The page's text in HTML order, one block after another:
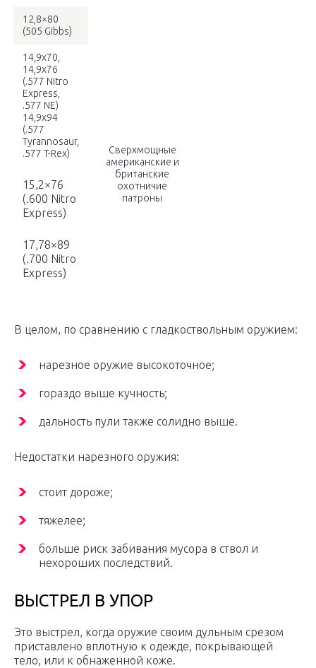
12,8×80
(505 Gibbs)
14,9х70,
14,9х76
(.577 Nitro
Express,
.577 NE)
14,9х94
(.577
Tyrannosaur,
.577 T-Rex)
15,2×76
(.600 Nitro
Express)
17,78×89
(.700 Nitro
Express)
Сверхмощные
американские и
британские
охотничие
патроны
В целом, по сравнению с гладкоствольным оружием:
нарезное оружие высокоточное;
гораздо выше кучность;
дальность пули также солидно выше.
Недостатки нарезного оружия:
стоит дороже;
тяжелее;
больше риск забивания мусора в ствол и
нехороших последствий.
ВЫСТРЕЛ В УПОР
Это выстрел, когда оружие своим дульным срезом
приставлено вплотную к одежде, покрывающей
тело, или к обнаженной коже.